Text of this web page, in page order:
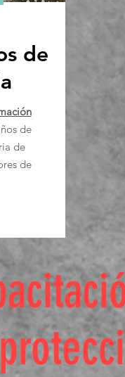
de
de
de
de